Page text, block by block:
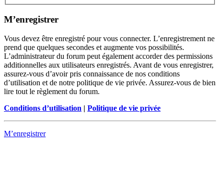
M’enregistrer
Vous devez être enregistré pour vous connecter. L’enregistrement ne
prend que quelques secondes et augmente vos possibilités.
L’administrateur du forum peut également accorder des permissions
additionnelles aux utilisateurs enregistrés. Avant de vous enregistrer,
assurez-vous d’avoir pris connaissance de nos conditions
d’utilisation et de notre politique de vie privée. Assurez-vous de bien
lire tout le règlement du forum.
Conditions d’utilisation | Politique de vie privée
M’enregistrer